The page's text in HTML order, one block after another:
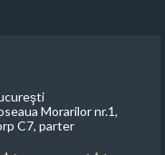
Morarilor nr.1,
C7, parter